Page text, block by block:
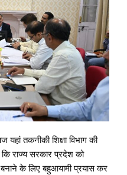
यहां तकनीकी शिक्षा विभाग की
कि राज्य सरकार प्रदेश को
बनाने के लिए बहुआयामी प्रयास कर